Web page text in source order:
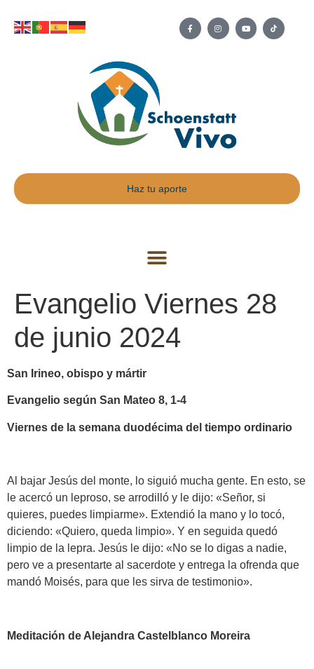
Haz tu aporte
Evangelio Viernes 28
de junio 2024
San Irineo, obispo y mártir
Evangelio según San Mateo 8, 1-4
Viernes de la semana duodécima del tiempo ordinario
Al bajar Jesús del monte, lo siguió mucha gente. En esto, se
le acercó un leproso, se arrodilló y le dijo: «Señor, si
quieres, puedes limpiarme». Extendió la mano y lo tocó,
diciendo: «Quiero, queda limpio». Y en seguida quedó
limpio de la lepra. Jesús le dijo: «No se lo digas a nadie,
pero ve a presentarte al sacerdote y entrega la ofrenda que
mandó Moisés, para que les sirva de testimonio».
Meditación de Alejandra Castelblanco Moreira